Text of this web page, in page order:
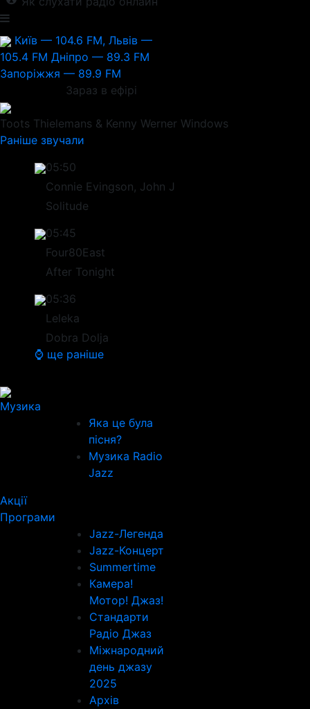
Київ — 104.6 FM, Львів —
105.4 FM Дніпро — 89.3 FM
Запоріжжя — 89.9 FM
Зараз в ефірі
Toots Thielemans & Kenny Werner Windows
Раніше звучали
05:50
Connie Evingson, John J
Solitude
05:45
Four80East
After Tonight
05:36
Leleka
Dobra Dolja
⌚ ще раніше
Музика
Яка це була
пісня?
Музика Radio
Jazz
Акції
Програми
Jazz-Легенда
Jazz-Концерт
Summertime
Камера!
Мотор! Джаз!
Стандарти
Радіо Джаз
Міжнародний
день джазу
2025
Архів